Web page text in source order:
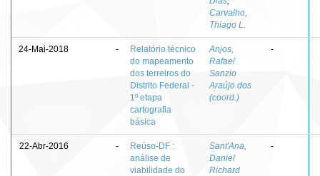
Carvalho,
Thiago L.
24-Mai-2018 -
Relatório técnico
do mapeamento
dos terreiros do
Distrito Federal -
1º etapa
cartografia
básica
Anjos,
Rafael
Sanzio
Araújo dos
(coord.)
-
22-Abr-2016 -
Reúso-DF :
análise de
viabilidade do
Sant'Ana,
Daniel
Richard
-